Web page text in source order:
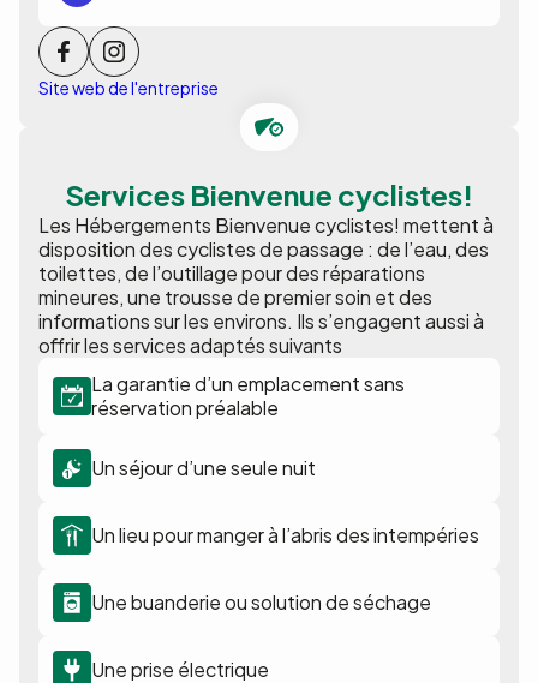
Site web de l'entreprise
Services Bienvenue cyclistes!
Les Hébergements Bienvenue cyclistes! mettent à
disposition des cyclistes de passage : de l’eau, des
toilettes, de l’outillage pour des réparations
mineures, une trousse de premier soin et des
informations sur les environs. Ils s’engagent aussi à
offrir les services adaptés suivants
La garantie d’un emplacement sans
réservation préalable
Un séjour d’une seule nuit
Un lieu pour manger à l’abris des intempéries
Une buanderie ou solution de séchage
Une prise électrique